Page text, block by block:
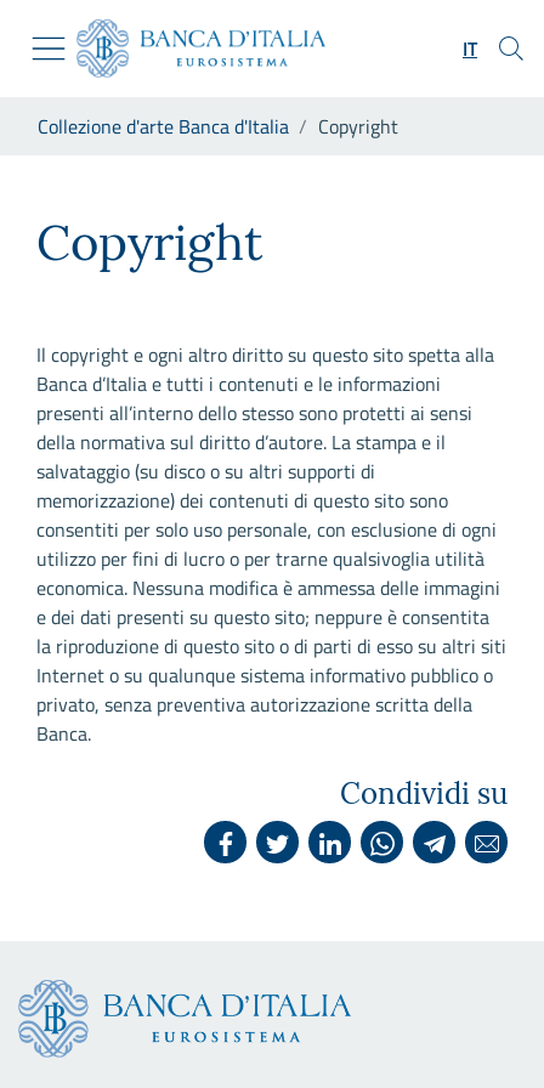
Skip to Main Content
Vai al sito istituzionale
Vai al menu di navigazione
Vai alla ricerca
Vai al footer
IT
Collezione d'arte Banca d'Italia Copyright
Copyright
Il copyright e ogni altro diritto su questo sito spetta alla
Banca d’Italia e tutti i contenuti e le informazioni
presenti all’interno dello stesso sono protetti ai sensi
della normativa sul diritto d’autore. La stampa e il
salvataggio (su disco o su altri supporti di
memorizzazione) dei contenuti di questo sito sono
consentiti per solo uso personale, con esclusione di ogni
utilizzo per fini di lucro o per trarne qualsivoglia utilità
economica. Nessuna modifica è ammessa delle immagini
e dei dati presenti su questo sito; neppure è consentita
la riproduzione di questo sito o di parti di esso su altri siti
Internet o su qualunque sistema informativo pubblico o
privato, senza preventiva autorizzazione scritta della
Banca.
Condividi su